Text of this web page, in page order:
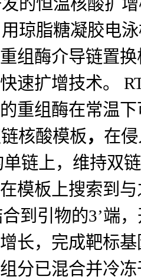
琼脂糖凝胶电
重组酶介导链置
速扩增技术。
重组酶在常温
核酸模板 ， 在
链上，维持双
模板上搜索到
到引物的3’端
长，完成靶标
分已混合并冷